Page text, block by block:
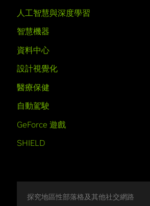
人工智慧與深度學習
智慧機器
資料中心
設計視覺化
醫療保健
自動駕駛
GeForce 遊戲
SHIELD
探究地區性部落格及其他社交網路